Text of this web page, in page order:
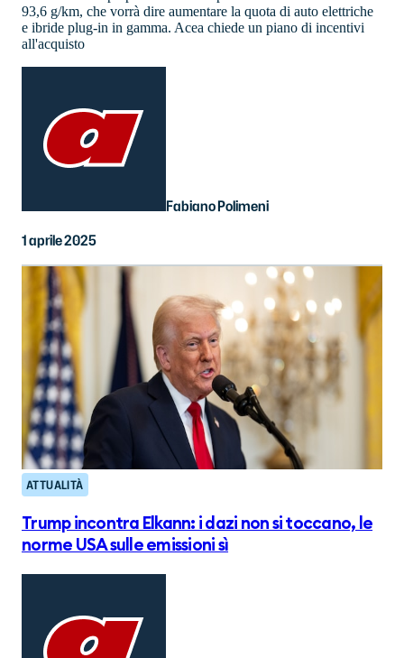
93,6 g/km, che vorrà dire aumentare la quota di auto elettriche
e ibride plug-in in gamma. Acea chiede un piano di incentivi
all'acquisto
Fabiano Polimeni
1 aprile 2025
ATTUALITÀ
Trump incontra Elkann: i dazi non si toccano, le
norme USA sulle emissioni sì